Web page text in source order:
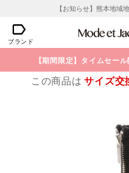
【お知らせ】熊本地域
ブランド
【期間限定】タイムセー
この商品はサイズ交